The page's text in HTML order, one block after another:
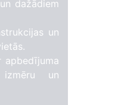
dažādiem
un
apbedījuma
izmēru un